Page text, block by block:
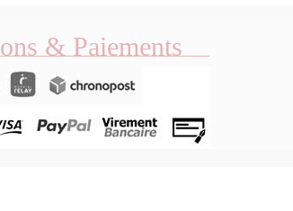
& Paiements